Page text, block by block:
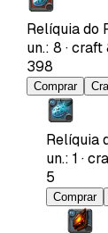
Relíquia do
un.: 8 ·craft
398
Comprar
Relíquia
un.: 1 ·
5
Comprar